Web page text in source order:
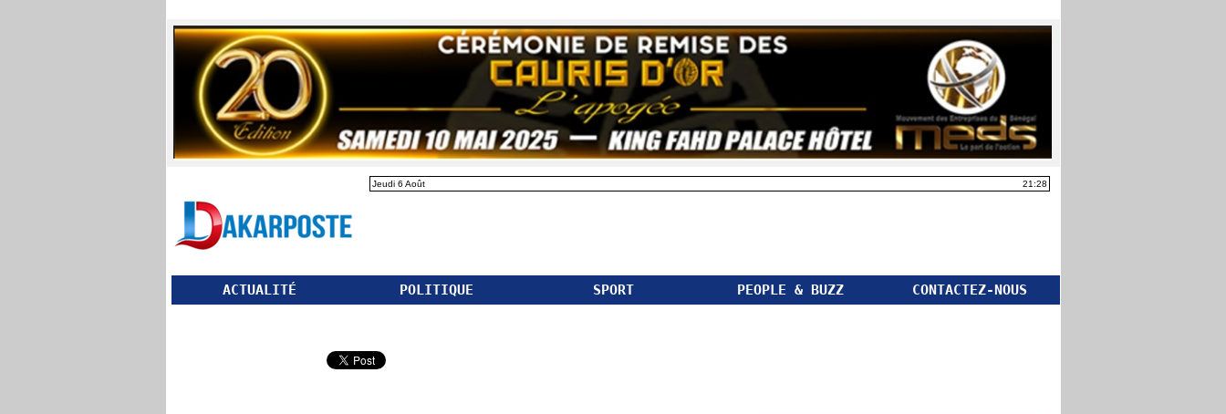
Jeudi 6 Août 21:28
ACTUALITÉ POLITIQUE SPORT PEOPLE & BUZZ CONTACTEZ-NOUS